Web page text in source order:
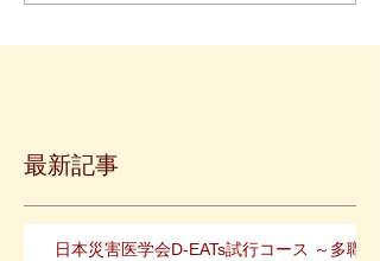
最新記事
日本災害医学会D-EATs試行コース ～多職